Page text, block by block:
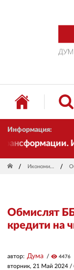
Информация:
Икономика
Обмислят
кредити на
вторник, 21 Май 2024 /
автор: Дума visibility 4476